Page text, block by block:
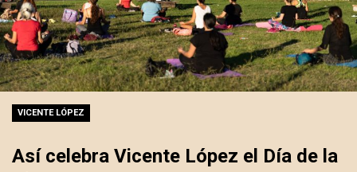
VICENTE LÓPEZ
Así celebra Vicente López el Día de la